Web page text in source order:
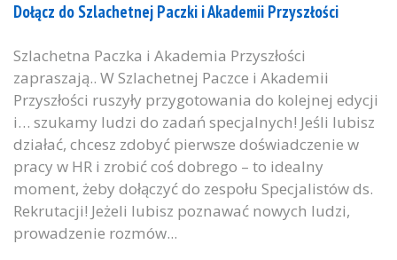
Dołącz do Szlachetnej Paczki i Akademii Przyszłości
Szlachetna Paczka i Akademia Przyszłości
zapraszają.. W Szlachetnej Paczce i Akademii
Przyszłości ruszyły przygotowania do kolejnej edycji
i… szukamy ludzi do zadań specjalnych! Jeśli lubisz
działać, chcesz zdobyć pierwsze doświadczenie w
pracy w HR i zrobić coś dobrego – to idealny
moment, żeby dołączyć do zespołu Specjalistów ds.
Rekrutacji! Jeżeli lubisz poznawać nowych ludzi,
prowadzenie rozmów...